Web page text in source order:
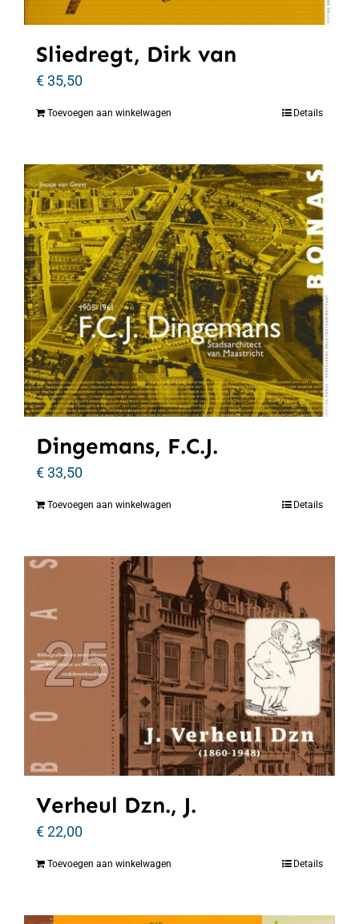
Sliedregt, Dirk van
€35,50
Toevoegen aan winkelwagen Details
Dingemans, F.C.J.
€33,50
Toevoegen aan winkelwagen Details
Verheul Dzn., J.
€22,00
Toevoegen aan winkelwagen Details